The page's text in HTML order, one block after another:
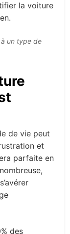
la voiture
à un type de
de vie peut
et
parfaite en
des